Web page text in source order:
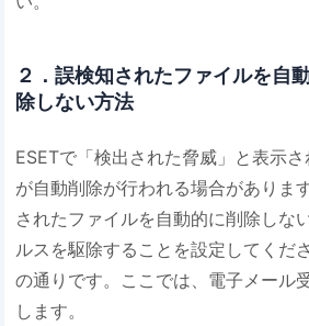
２．誤検知されたファイルを自
除しない方法
ESETで「検出された脅威」と表示
が自動削除が行われる場合がありま
されたファイルを自動的に削除しな
ルスを駆除することを設定してくだ
の通りです。ここでは、電子メール
します。